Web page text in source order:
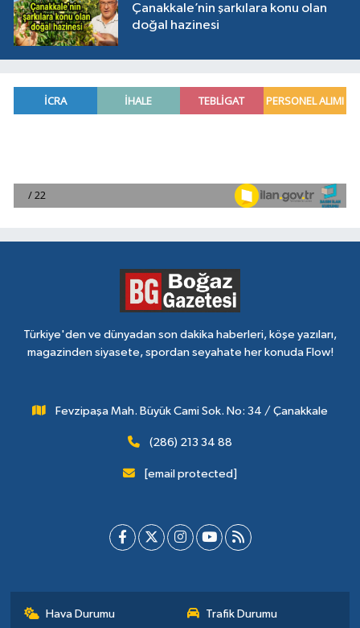
Çanakkale’nin şarkılara konu olan
doğal hazinesi
Türkiye'den ve dünyadan son dakika haberleri, köşe yazıları,
magazinden siyasete, spordan seyahate her konuda Flow!
Fevzipaşa Mah. Büyük Cami Sok. No: 34 / Çanakkale
(286) 213 34 88
[email protected]
Hava Durumu Trafik Durumu